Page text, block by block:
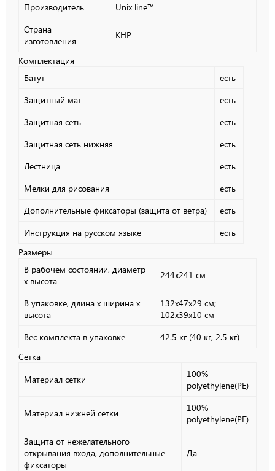
Производитель
Unix line™
Страна
изготовления
КНР
Комплектация
Батут
есть
Защитный мат
есть
Защитная сеть
есть
Защитная сеть нижняя
есть
Лестница
есть
Мелки для рисования
есть
Дополнительные фиксаторы (защита от ветра)
есть
Инструкция на русском языке
есть
Размеры
В рабочем состоянии, диаметр
х высота
244x241 см
В упаковке, длина х ширина х
высота
132x47x29 см;
102x39x10 см
Вес комплекта в упаковке
42.5 кг (40 кг, 2.5 кг)
Сетка
Материал сетки
100%
polyethylene(PE)
Материал нижней сетки
100%
polyethylene(PE)
Защита от нежелательного
открывания входа, дополнительные
фиксаторы
Да